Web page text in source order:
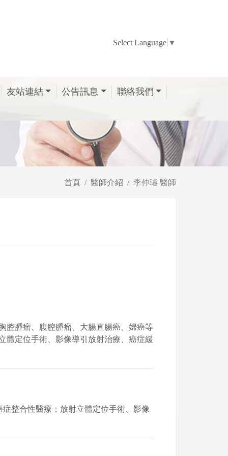
Select Language ▼
友站連結 公告訊息 聯絡我們
首頁 醫師介紹 李仲璿 醫師
腔腫瘤、腹腔腫瘤、大腸直腸癌、婦癌等
體定位手術、影像導引放射治療、癌症緩
整合性醫療；放射立體定位手術、影像